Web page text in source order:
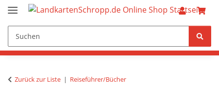
Zurück zur Liste Reiseführer/Bücher